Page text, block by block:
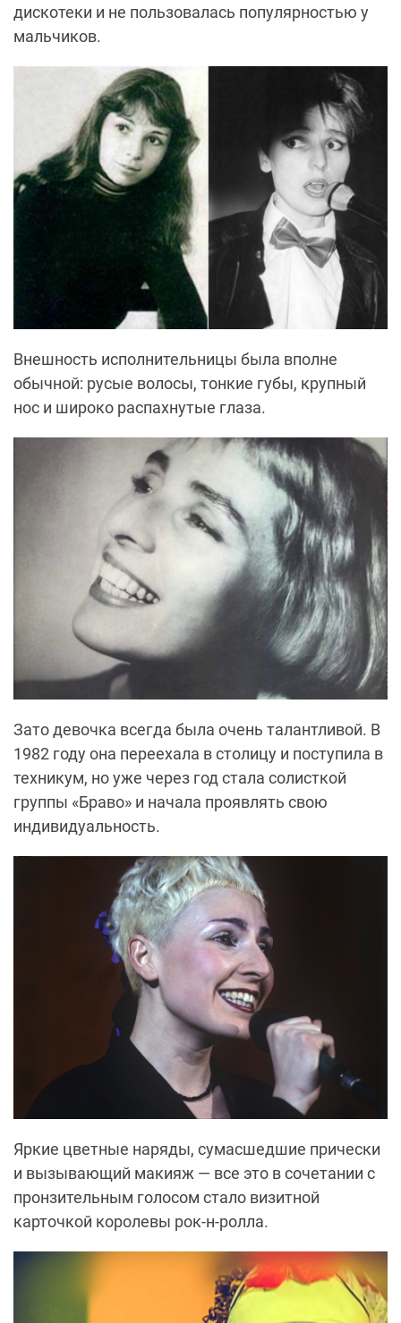
дискотеки и не пользовалась популярностью у
мальчиков.
Внешность исполнительницы была вполне
обычной: русые волосы, тонкие губы, крупный
нос и широко распахнутые глаза.
Зато девочка всегда была очень талантливой. В
1982 году она переехала в столицу и поступила в
техникум, но уже через год стала солисткой
группы «Браво» и начала проявлять свою
индивидуальность.
Яркие цветные наряды, сумасшедшие прически
и вызывающий макияж — все это в сочетании с
пронзительным голосом стало визитной
карточкой королевы рок-н-ролла.